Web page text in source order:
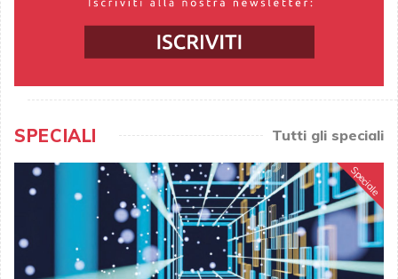
SPECIALI Tutti gli speciali
Speciale